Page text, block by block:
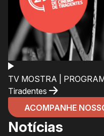
TV MOSTRA |
Tiradentes
ACOMPANHE
Notícias